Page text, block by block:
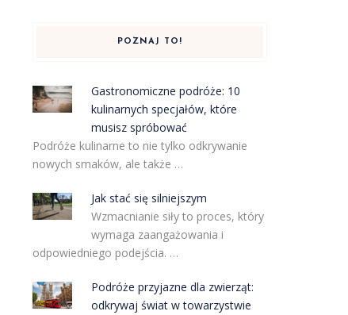
POZNAJ TO!
Gastronomiczne podróże: 10
kulinarnych specjałów, które
musisz spróbować
Podróże kulinarne to nie tylko odkrywanie
nowych smaków, ale także …
Jak stać się silniejszym
Wzmacnianie siły to proces, który
wymaga zaangażowania i
odpowiedniego podejścia. …
Podróże przyjazne dla zwierząt:
odkrywaj świat w towarzystwie